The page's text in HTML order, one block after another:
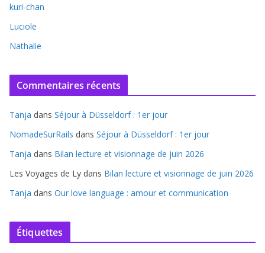
kuri-chan
Luciole
Nathalie
Commentaires récents
Tanja dans Séjour à Düsseldorf : 1er jour
NomadeSurRails dans Séjour à Düsseldorf : 1er jour
Tanja dans Bilan lecture et visionnage de juin 2026
Les Voyages de Ly dans Bilan lecture et visionnage de juin 2026
Tanja dans Our love language : amour et communication
Étiquettes